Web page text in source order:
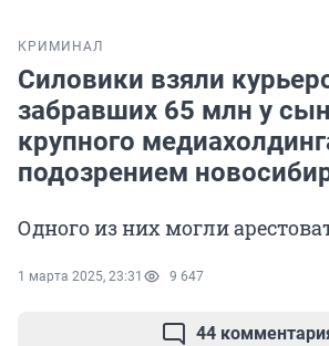
КРИМИНАЛ
Силовики взяли
забравших 65 млн у
крупного
подозрением
Одного из них могли
1 марта 2025, 23:31 9 647
44